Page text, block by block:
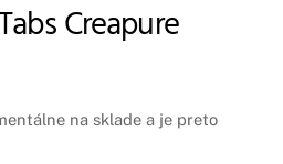
Creapure
na sklade a je preto